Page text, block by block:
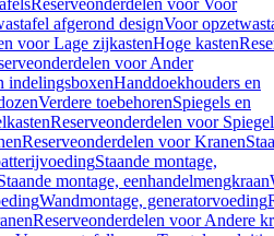
Reserveonderdelen voor Voor
afgerond designVoor
voor Lage zijkastenHoge kasten
voor Ander
indelingsboxenHanddoekhouders en
Verdere toebehorenSpiegels en
Reserveonderdelen voor
Reserveonderdelen voor Kranen
Staande montage,
montage, eenhandelmengkraan
Wandmontage, generatorvoeding
Reserveonderdelen voor Andere